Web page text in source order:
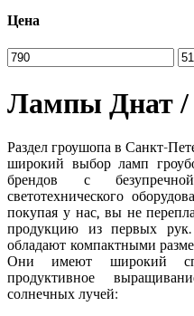
Цена
Лампы Днат
Раздел гроушопа в Санкт-
широкий выборламп
брендов с
светотехнического
покупая у нас, вы не
продукцию из первых
обладают компактными
Они имеют широкий
продуктивное
солнечных лучей: